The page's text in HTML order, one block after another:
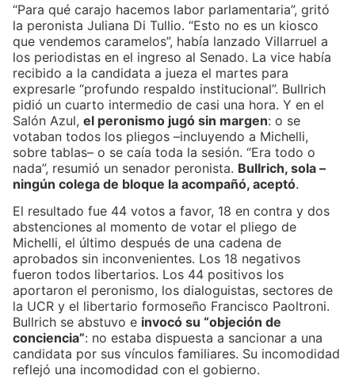
“Para qué carajo hacemos labor parlamentaria”, gritó
la peronista Juliana Di Tullio. “Esto no es un kiosco
que vendemos caramelos”, había lanzado Villarruel a
los periodistas en el ingreso al Senado. La vice había
recibido a la candidata a jueza el martes para
expresarle “profundo respaldo institucional”. Bullrich
pidió un cuarto intermedio de casi una hora. Y en el
Salón Azul, el peronismo jugó sin margen: o se
votaban todos los pliegos –incluyendo a Michelli,
sobre tablas– o se caía toda la sesión. “Era todo o
nada”, resumió un senador peronista. Bullrich, sola –
ningún colega de bloque la acompañó, aceptó.
El resultado fue 44 votos a favor, 18 en contra y dos
abstenciones al momento de votar el pliego de
Michelli, el último después de una cadena de
aprobados sin inconvenientes. Los 18 negativos
fueron todos libertarios. Los 44 positivos los
aportaron el peronismo, los dialoguistas, sectores de
la UCR y el libertario formoseño Francisco Paoltroni.
Bullrich se abstuvo e invocó su “objeción de
conciencia”: no estaba dispuesta a sancionar a una
candidata por sus vínculos familiares. Su incomodidad
reflejó una incomodidad con el gobierno.